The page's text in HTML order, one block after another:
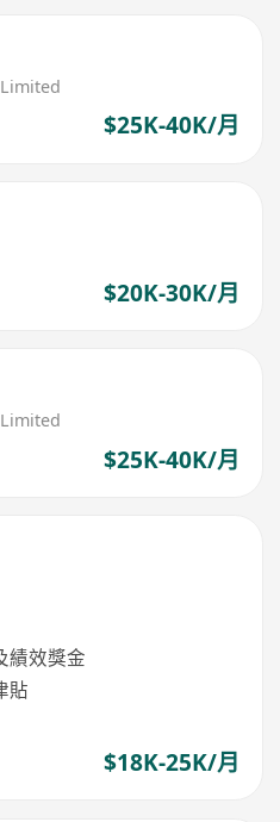
$25K-40K/月
$20K-30K/月
$25K-40K/月
績效獎金
貼
$18K-25K/月